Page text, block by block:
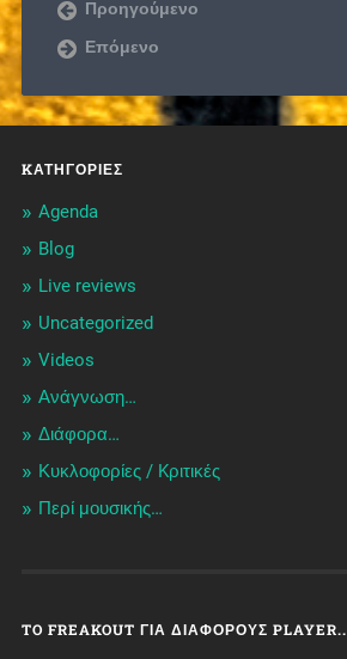
Προηγούμενο
Επόμενο
KΑΤΗΓΟΡΊΕΣ
Agenda
Blog
Live reviews
Uncategorized
Videos
Ανάγνωση…
Διάφορα…
Κυκλοφορίες / Kριτικές
Περί μουσικής…
TO FREAKOUT ΓΙΑ ΔΙΆΦΟΡΟΥΣ PLAYER..